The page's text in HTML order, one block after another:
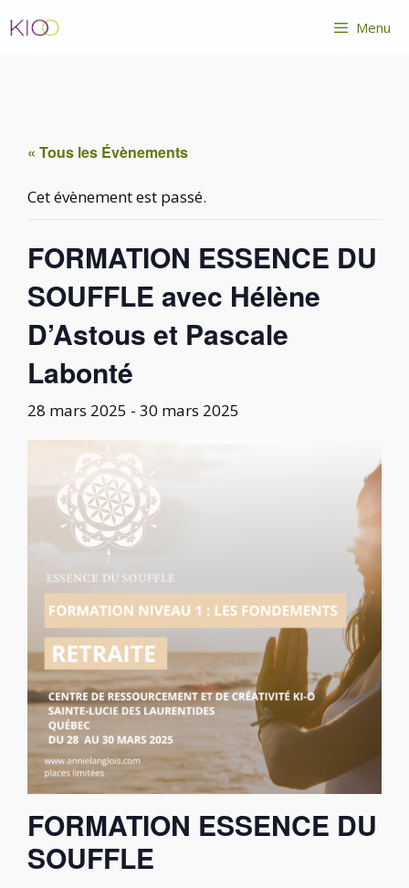
au
Menu
« Tous les Évènements
Cet évènement est passé.
FORMATION ESSENCE DU
SOUFFLE avec Hélène
D’Astous et Pascale
Labonté
28 mars 2025 - 30 mars 2025
FORMATION ESSENCE DU
SOUFFLE